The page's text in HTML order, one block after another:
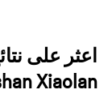
Xiaolan